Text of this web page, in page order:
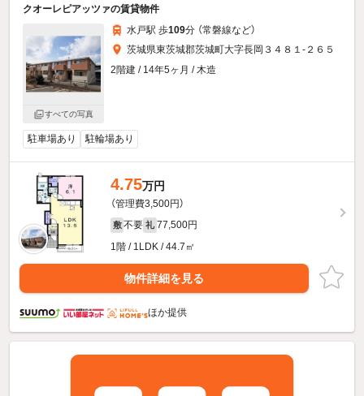
クオーレピアッツァの賃貸物件
すべての写真
水戸駅 歩109分 （常磐線など）
茨城県東茨城郡茨城町大字長岡３４８１-２６５
2階建 / 14年5ヶ月 / 木造
駐車場あり 駐輪場あり
4.75万円
（管理費3,500円）
敷 不要 礼 77,500円
1階 / 1LDK / 44.7㎡
物件詳細を見る
ほか提供